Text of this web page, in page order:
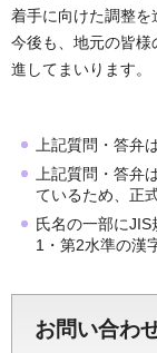
着手に向けた調整
今後も、地元の皆
進してまいります。
上記質問・答弁
上記質問・答弁
ているため、正
氏名の一部に
1・第2水準の漢
お問い合わ